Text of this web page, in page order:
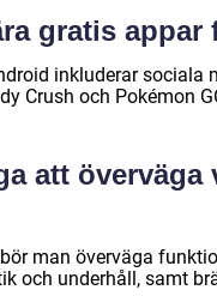
gratis appar
inkluderar sociala
Crush och Pokémon
att överväga
man överväga
och underhåll, samt